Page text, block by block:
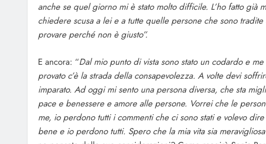
anche se quel giorno mi è stato molto difficile. L’ho fatto già
chiedere scusa a lei e a tutte quelle persone che sono
provare perché non è giusto”.
E ancora: “Dal mio punto di vista sono stato un codardo e
provato c’è la strada della consapevolezza. A volte devi
imparato. Ad oggi mi sento una persona diversa, che sta
pace e benessere e amore alle persone. Vorrei che le
me, io perdono tutti i commenti che ci sono stati e volevo
bene e io perdono tutti. Spero che la mia vita sia